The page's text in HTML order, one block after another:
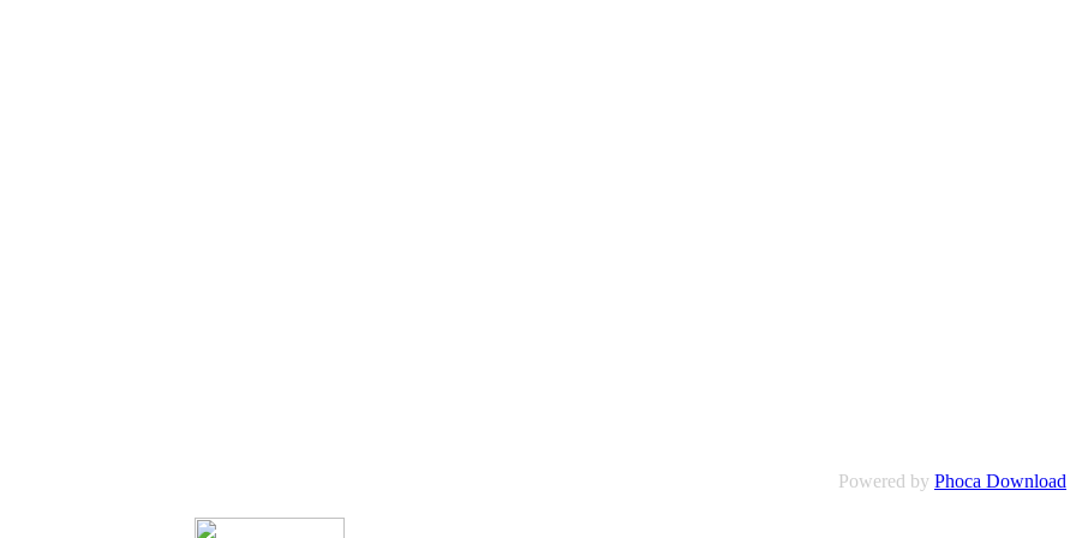
Powered by Phoca Download